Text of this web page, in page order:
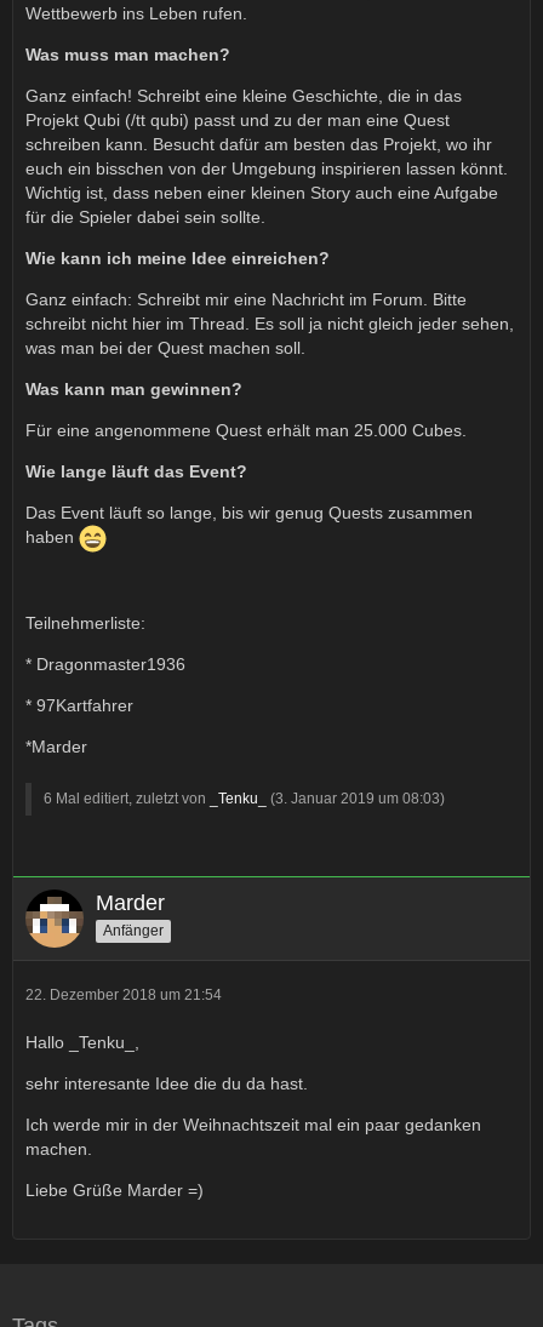
Wettbewerb ins Leben rufen.
Was muss man machen?
Ganz einfach! Schreibt eine kleine Geschichte, die in das
Projekt Qubi (/tt qubi) passt und zu der man eine Quest
schreiben kann. Besucht dafür am besten das Projekt, wo ihr
euch ein bisschen von der Umgebung inspirieren lassen könnt.
Wichtig ist, dass neben einer kleinen Story auch eine Aufgabe
für die Spieler dabei sein sollte.
Wie kann ich meine Idee einreichen?
Ganz einfach: Schreibt mir eine Nachricht im Forum. Bitte
schreibt nicht hier im Thread. Es soll ja nicht gleich jeder sehen,
was man bei der Quest machen soll.
Was kann man gewinnen?
Für eine angenommene Quest erhält man 25.000 Cubes.
Wie lange läuft das Event?
Das Event läuft so lange, bis wir genug Quests zusammen
haben
Teilnehmerliste:
* Dragonmaster1936
* 97Kartfahrer
*Marder
6 Mal editiert, zuletzt von _Tenku_ (3. Januar 2019 um 08:03)
Marder
Anfänger
22. Dezember 2018 um 21:54
Hallo _Tenku_,
sehr interesante Idee die du da hast.
Ich werde mir in der Weihnachtszeit mal ein paar gedanken
machen.
Liebe Grüße Marder =)